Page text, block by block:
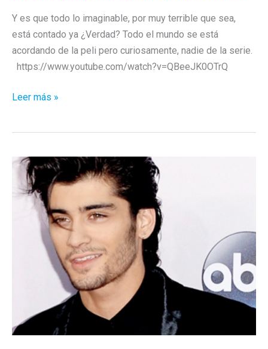
Y es que todo lo imaginable, por muy terrible que sea,
está contado ya ¿Verdad? Todo el mundo se está
acordando de la peli pero curiosamente, nadie de la serie.
https://www.youtube.com/watch?v=QBeeJK0OTrQ
Adivina
qué
serie
contaron
Leer más »